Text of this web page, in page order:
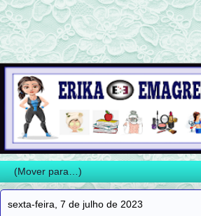
sexta-feira, 7 de julho de 2023